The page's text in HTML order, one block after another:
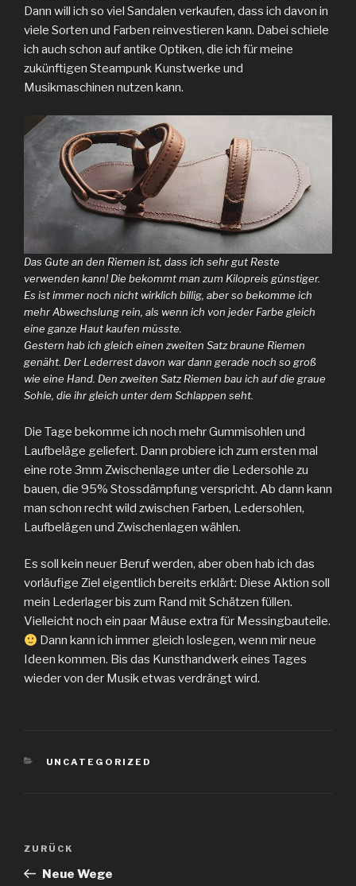
Dann will ich so viel Sandalen verkaufen, dass ich davon in
viele Sorten und Farben reinvestieren kann. Dabei schiele
ich auch schon auf antike Optiken, die ich für meine
zukünftigen Steampunk Kunstwerke und
Musikmaschinen nutzen kann.
Das Gute an den Riemen ist, dass ich sehr gut Reste
verwenden kann! Die bekommt man zum Kilopreis günstiger.
Es ist immer noch nicht wirklich billig, aber so bekomme ich
mehr Abwechslung rein, als wenn ich von jeder Farbe gleich
eine ganze Haut kaufen müsste.
Gestern hab ich gleich einen zweiten Satz braune Riemen
genäht. Der Lederrest davon war dann gerade noch so groß
wie eine Hand. Den zweiten Satz Riemen bau ich auf die graue
Sohle, die ihr gleich unter dem Schlappen seht.
Die Tage bekomme ich noch mehr Gummisohlen und
Laufbeläge geliefert. Dann probiere ich zum ersten mal
eine rote 3mm Zwischenlage unter die Ledersohle zu
bauen, die 95% Stossdämpfung verspricht. Ab dann kann
man schon recht wild zwischen Farben, Ledersohlen,
Laufbelägen und Zwischenlagen wählen.
Es soll kein neuer Beruf werden, aber oben hab ich das
vorläufige Ziel eigentlich bereits erklärt: Diese Aktion soll
mein Lederlager bis zum Rand mit Schätzen füllen.
Vielleicht noch ein paar Mäuse extra für Messingbauteile.
Dann kann ich immer gleich loslegen, wenn mir neue
Ideen kommen. Bis das Kunsthandwerk eines Tages
wieder von der Musik etwas verdrängt wird.
KATEGORIEN
UNCATEGORIZED
Beitragsnavigation
Vorheriger
Beitrag
ZURÜCK
Neue Wege